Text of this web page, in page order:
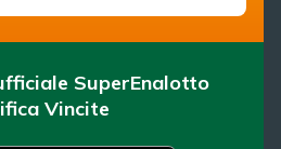
SuperEnalotto
Vincite